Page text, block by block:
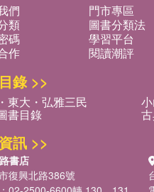
們 門市專區
類
圖書分類法
碼
學習平台
作
閱讀潮評
錄 >>
東大・弘雅三民
書目錄
訊 >>
書店
復興北路386號